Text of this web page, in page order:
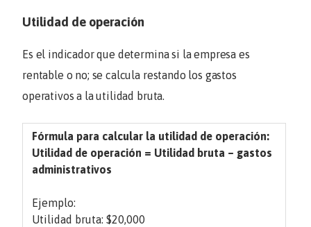
Utilidad de operación
Es el indicador que determina si la empresa es
rentable o no; se calcula restando los gastos
operativos a la utilidad bruta.
Fórmula para calcular la utilidad de operación:
Utilidad de operación = Utilidad bruta – gastos
administrativos
Ejemplo:
Utilidad bruta: $20,000